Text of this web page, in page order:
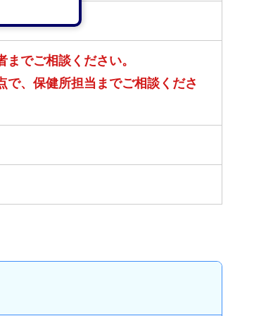
でご相談ください。
、保健所担当までご相談くださ